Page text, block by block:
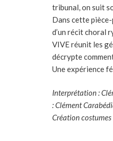
tribunal, on suit
Dans cette pièce-
d’un récit choral
VIVE réunit les
décrypte
Une expérience
Interprétation :
: Clément
Création